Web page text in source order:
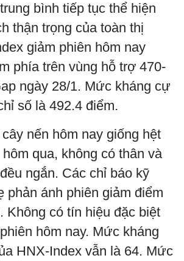
bình tiếp tục thể hiện
thận trọng của toàn thị
giảm phiên hôm nay
phía trên vùng hỗ trợ 470-
ngày 28/1. Mức kháng cự
số là 492.4 điểm.
nến hôm nay giống hệt
qua, không có thân và
ngắn. Các chỉ báo kỹ
phản ánh phiên giảm điểm
Không có tín hiệu đặc biệt
hôm nay. Mức kháng
HNX-Index vẫn là 64. Mức